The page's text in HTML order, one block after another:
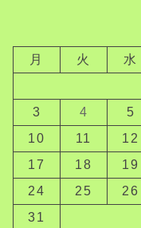
月
火 水
3
4 5
10
11 12
17
18 19
24
25 26
31